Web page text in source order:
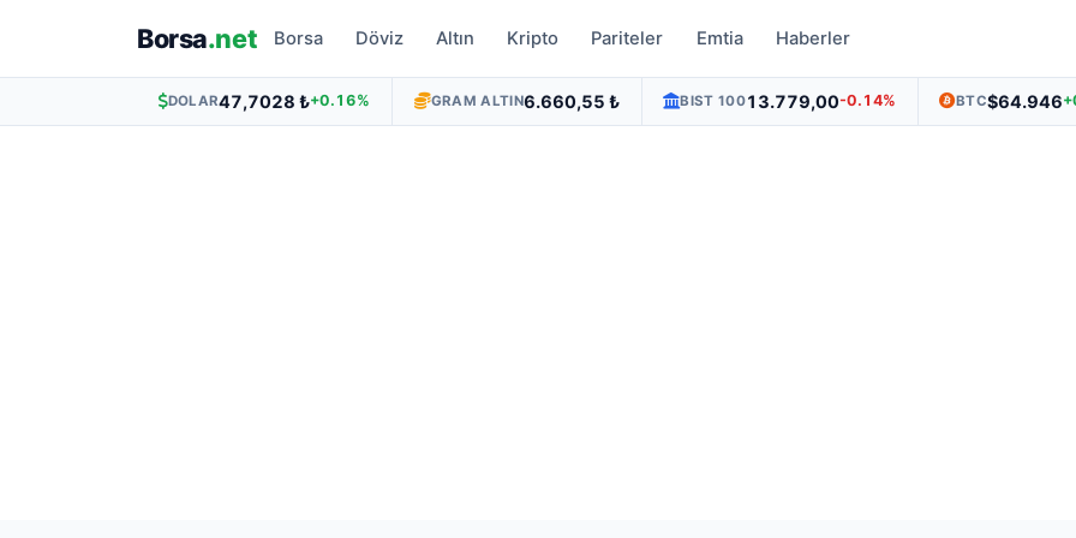
Borsa.net Borsa Döviz Altın Kripto Pariteler Emtia Haberler
DOLAR47,7028 ₺+0.16% GRAM ALTIN6.660,55 ₺ BIST 10013.779,00-0.14% BTC$64.946